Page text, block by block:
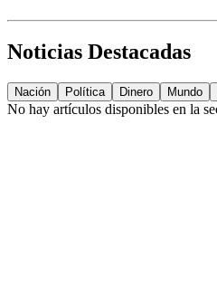
Noticias Destacadas
Nación Política Dinero Mundo
No hay artículos disponibles en la